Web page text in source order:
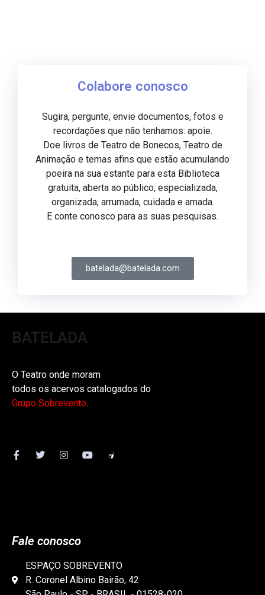
Colabore conosco
Sugira, pergunte, envie documentos, fotos e
recordações que não tenhamos: apoie.
Doe livros de Teatro de Bonecos, Teatro de
Animação e temas afins que estão acumulando
poeira na sua estante para esta Biblioteca
gratuita, aberta ao público, especializada,
organizada, arrumada, cuidada e amada.
E conte conosco para as suas pesquisas.
batelada@batelada.com
BATELADA
O Teatro onde moram
todos os acervos catalogados do
Grupo Sobrevento.
Fale conosco
ESPAÇO SOBREVENTO
R. Coronel Albino Bairão, 42